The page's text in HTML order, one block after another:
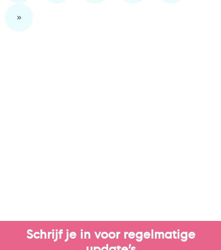
»
Schrijf je in voor regelmatige